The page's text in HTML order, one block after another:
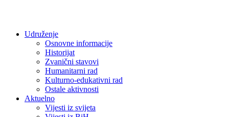
Udruženje
Osnovne informacije
Historijat
Zvanični stavovi
Humanitarni rad
Kulturno-edukativni rad
Ostale aktivnosti
Aktuelno
Vijesti iz svijeta